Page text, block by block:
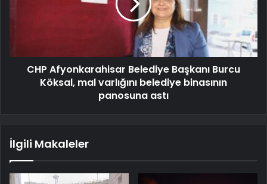
CHP Afyonkarahisar Belediye Başkanı Burcu
Köksal, mal varlığını belediye binasının
panosuna astı
İlgili Makaleler